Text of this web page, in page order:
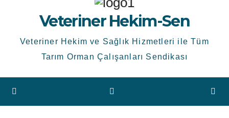
Veteriner Hekim-Sen
Veteriner Hekim ve Sağlık Hizmetleri ile Tüm
Tarım Orman Çalışanları Sendikası